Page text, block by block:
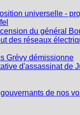
universelle -
du général
des réseaux
Grévy démissionne
d'assassinat de
gouvernants de nos